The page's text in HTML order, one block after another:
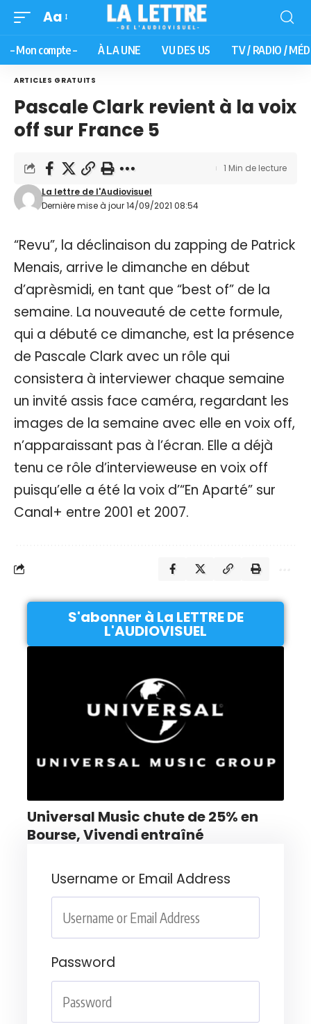
Aa
– Mon compte – À LA UNE VU DES US TV / RADIO /
ARTICLES GRATUITS
Pascale Clark revient à la voix
off sur France 5
Dernière mise à jour 14/09/2021 08:54
La lettre de l'Audiovisuel
1 Min de lecture
“Revu”, la déclinaison du zapping de Patrick
Menais, arrive le dimanche en début
d’aprèsmidi, en tant que “best of” de la
semaine. La nouveauté de cette formule,
qui a débuté ce dimanche, est la présence
de Pascale Clark avec un rôle qui
consistera à interviewer chaque semaine
un invité assis face caméra, regardant les
images de la semaine avec elle en voix off,
n’apparaissant pas à l’écran. Elle a déjà
tenu ce rôle d’intervieweuse en voix off
puisqu’elle a été la voix d’“En Aparté” sur
Canal+ entre 2001 et 2007.
S'abonner à La LETTRE DE
L'AUDIOVISUEL
Universal Music chute de 25% en
Bourse, Vivendi entraîné
Username or Email Address
Password